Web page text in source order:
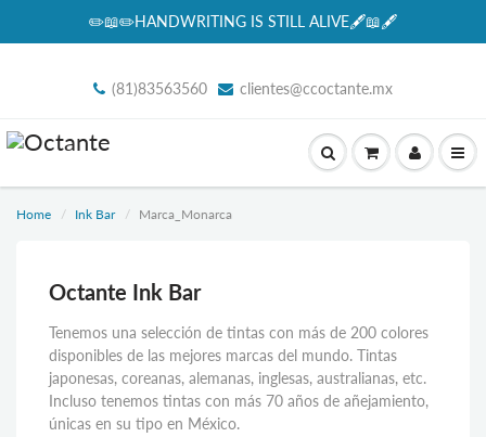
✏️📖✏️HANDWRITING IS STILL ALIVE🖋📖🖋
(81)83563560 clientes@ccoctante.mx
Home Ink Bar Marca_Monarca
Octante Ink Bar
Tenemos una selección de tintas con más de 200 colores
disponibles de las mejores marcas del mundo. Tintas
japonesas, coreanas, alemanas, inglesas, australianas, etc.
Incluso tenemos tintas con más 70 años de añejamiento,
únicas en su tipo en México.